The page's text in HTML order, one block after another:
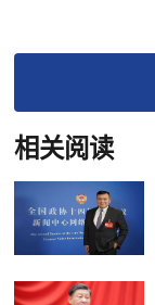
相关阅读